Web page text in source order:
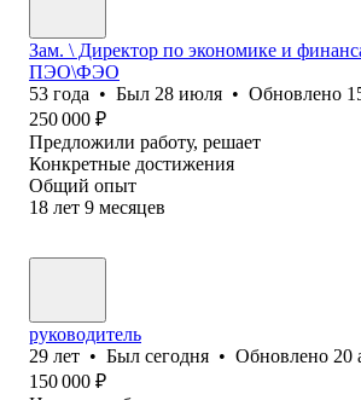
Зам. \ Директор по экономике и
ПЭО\ФЭО
53 года • Был 28 июля • Обновлено
250 000 ₽
Предложили работу, решает
Конкретные достижения
Общий опыт
18 лет 9 месяцев
руководитель
29 лет • Был сегодня • Обновлено 20
150 000 ₽